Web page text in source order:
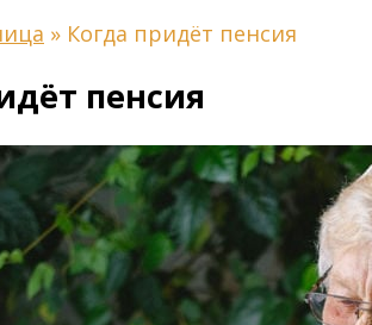
» Когда придёт пенсия
пенсия